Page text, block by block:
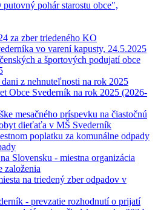
pohár starostu obce",
za zber triedeného KO
vo varení kapusty, 24.5.2025
a športových podujatí obce
z nehnuteľnosti na rok 2025
Obce Svederník na rok 2025 (2026-
mesačného príspevku na čiastočnú
dieťaťa v MŠ Svederník
poplatku za komunálne odpady
Slovensku - miestna organizácia
založenia
na triedený zber odpadov v
- prevzatie rozhodnutí o prijatí